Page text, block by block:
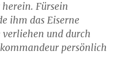
Fürsein
ihm das Eiserne
verliehen und durch
persönlich